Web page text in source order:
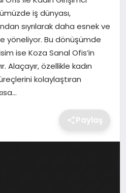
iş dünyası,
sıyrılarak daha esnek ve
yöneliyor. Bu dönüşümde
ise Koza Sanal Ofis’in
Alaçayır, özellikle kadın
kolaylaştıran
Paylaş